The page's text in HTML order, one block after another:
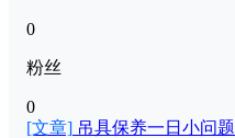
0
粉丝
0
[文章] 吊具保养一日小问题